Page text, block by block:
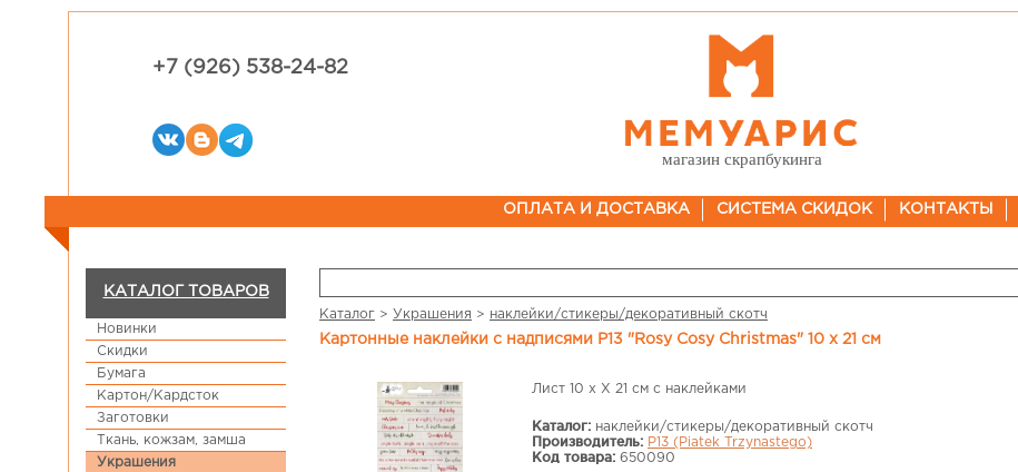
+7 (926) 538-24-82
магазин скрапбукинга
ОПЛАТА И ДОСТАВКА СИСТЕМА СКИДОК КОНТАКТЫ
КАТАЛОГ ТОВАРОВ
Новинки
Скидки
Бумага
Картон/Кардсток
Заготовки
Ткань, кожзам, замша
Украшения
Каталог > Украшения > наклейки/стикеры/декоративный скотч
Картонные наклейки с надписями P13 "Rosy Cosy Christmas" 10 х 21 см
Лист 10 х Х 21 см с наклейками
Каталог: наклейки/стикеры/декоративный скотч
Производитель: P13 (Piatek Trzynastego)
Код товара: 650090